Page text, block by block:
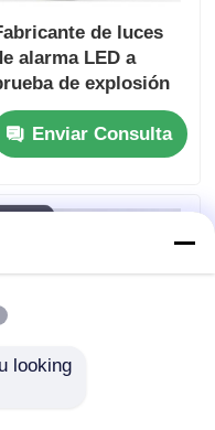
de luces
alarma LED a
de explosión
personalizables -
rápido
Enviar Consulta
looking